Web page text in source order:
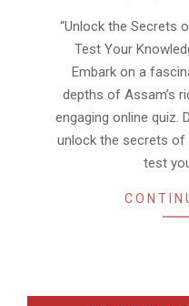
22
“Unlock the Secrets
Test Your
Embark on a
depths of Assam’s
engaging online quiz.
unlock the secrets of
test